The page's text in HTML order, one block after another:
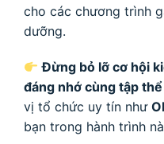
cho các chương trình
dưỡng.
Đừng bỏ lỡ cơ hội
đáng nhớ cùng tập
vị tổ chức uy tín như
bạn trong hành trình